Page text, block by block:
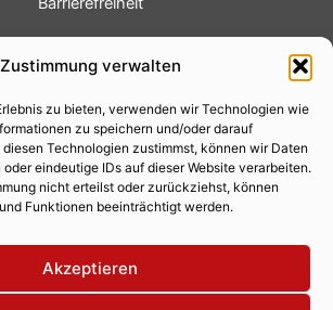
Zustimmung verwalten
zu bieten, verwenden wir Technologien wie
zu speichern und/oder darauf
Technologien zustimmst, können wir Daten
eindeutige IDs auf dieser Website verarbeiten.
nicht erteilst oder zurückziehst, können
Funktionen beeinträchtigt werden.
Akzeptieren
Fotoservice
Videoservice
Werbung
Contenterstellung
Lokalnachrichten
Lokalfernsehen
Eventkalender